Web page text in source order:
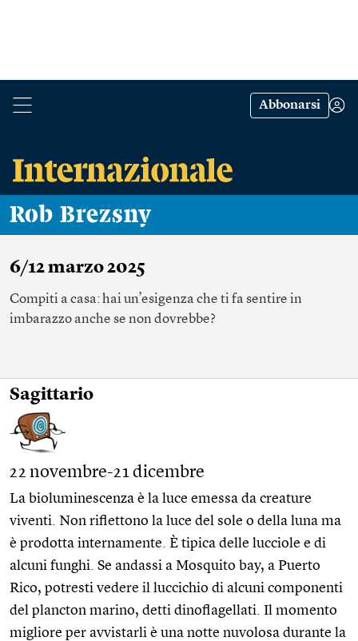
Abbonarsi
Rob Brezsny
6/12 marzo 2025
Compiti a casa: hai un’esigenza che ti fa sentire in
imbarazzo anche se non dovrebbe?
Sagittario
22 novembre-21 dicembre
La bioluminescenza è la luce emessa da creature
viventi. Non riflettono la luce del sole o della luna ma
è prodotta internamente. È tipica delle lucciole e di
alcuni funghi. Se andassi a Mosquito bay, a Puerto
Rico, potresti vedere il luccichio di alcuni componenti
del plancton marino, detti dinoflagellati. Il momento
migliore per avvistarli è una notte nuvolosa durante la